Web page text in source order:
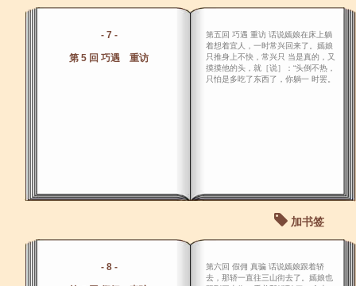
- 7 -
第 5 回 巧遇 重访
第五回 巧遇 重访 话说嫣娘在床上躺
着想着宜人，一时常兴回来了。嫣娘
只推身上不快，常兴只 当是真的，又
摸摸他的头，就［说］：“头倒不热，
只怕是多吃了东西了，你躺一 时罢。
加书签
- 8 -
第六回 假佣 真骗 话说嫣娘跟着轿
去，那轿一直往三山街去了。嫣娘也